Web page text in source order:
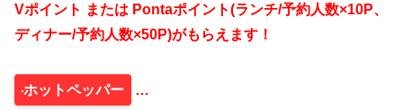
Vポイント または Pontaポイント(ランチ/予約人数×10P、
ディナー/予約人数×50P)がもらえます！
ホットペッパー …